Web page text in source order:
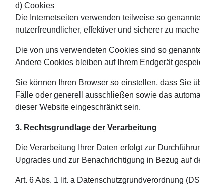
d) Cookies
Die Internetseiten verwenden teilweise so
nutzerfreundlicher, effektiver und sicherer zu
Die von uns verwendeten Cookies sind so
Andere Cookies bleiben auf Ihrem Endgerät
Sie können Ihren Browser so einstellen, dass Sie
Fälle oder generell ausschließen sowie das
dieser Website eingeschränkt sein.
3. Rechtsgrundlage der Verarbeitung
Die Verarbeitung Ihrer Daten erfolgt zur
Upgrades und zur Benachrichtigung in Bezug auf
Art. 6 Abs. 1 lit. a Datenschutzgrundverordnung